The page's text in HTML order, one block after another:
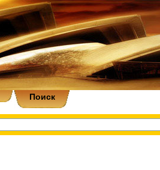
Поиск